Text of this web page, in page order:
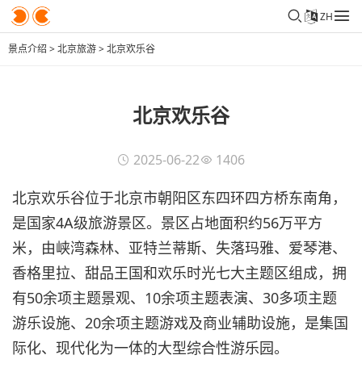
ZH
景点介绍 >北京旅游>北京欢乐谷
北京欢乐谷
2025-06-22 1406
北京欢乐谷位于北京市朝阳区东四环四方桥东南角，
是国家4A级旅游景区。景区占地面积约56万平方
米，由峡湾森林、亚特兰蒂斯、失落玛雅、爱琴港、
香格里拉、甜品王国和欢乐时光七大主题区组成，拥
有50余项主题景观、10余项主题表演、30多项主题
游乐设施、20余项主题游戏及商业辅助设施，是集国
际化、现代化为一体的大型综合性游乐园。